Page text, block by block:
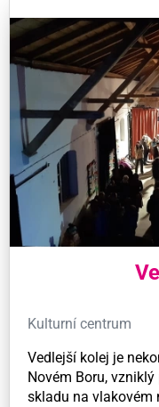
Kulturní centrum
Vedlejší kolej je
Novém Boru,
skladu na vlakovém